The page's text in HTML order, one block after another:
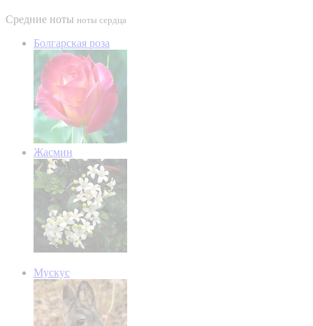
Средние ноты ноты сердца
Болгарская роза
Жасмин
Мускус